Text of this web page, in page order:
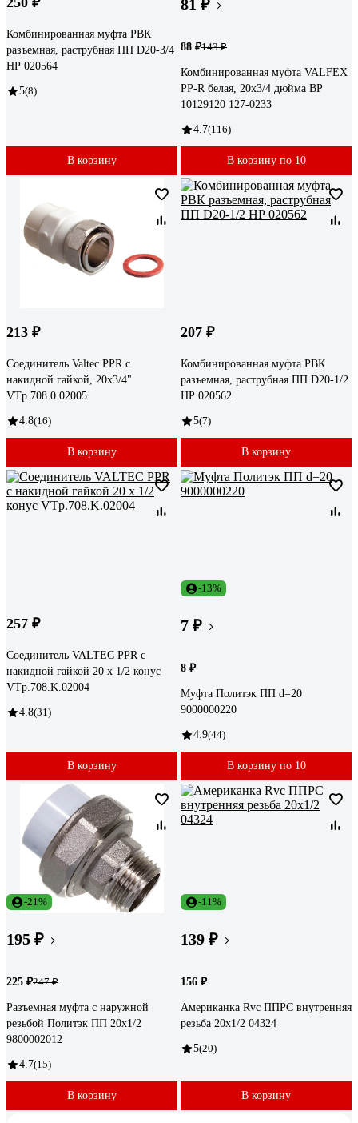
Комбинированная муфта РВК
разъемная, раструбная ПП D20-3/4
НР 020564
5(8)
В корзину
81 ₽
88 ₽143 ₽
Комбинированная муфта VALFEX
PP-R белая, 20х3/4 дюйма ВР
10129120 127-0233
4.7(116)
В корзину по 10
213 ₽
Соединитель Valtec PPR с
накидной гайкой, 20x3/4"
VTp.708.0.02005
4.8(16)
В корзину
207 ₽
Комбинированная муфта РВК
разъемная, раструбная ПП D20-1/2
НР 020562
5(7)
В корзину
257 ₽
Соединитель VALTEC PPR с
накидной гайкой 20 х 1/2 конус
VTp.708.K.02004
4.8(31)
В корзину
-13%
7 ₽
8 ₽
Муфта Политэк ПП d=20
9000000220
4.9(44)
В корзину по 10
-21%
195 ₽
225 ₽247 ₽
Разъемная муфта с наружной
резьбой Политэк ПП 20х1/2
9800002012
4.7(15)
В корзину
-11%
139 ₽
156 ₽
Американка Rvc ППРС внутренняя
резьба 20x1/2 04324
5(20)
В корзину